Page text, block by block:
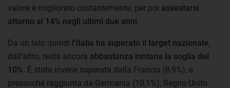
valore è migliorato costantemente, per poi assestarsi
attorno al 14% negli ultimi due anni
Da un lato quindi l'Italia ha superato il target nazionale,
dall'altro, resta ancora abbastanza lontana la soglia del
10% . È stata invece superata dalla Francia (8,9%), e
pressoché raggiunta da Germania (10,1%), Regno Unito